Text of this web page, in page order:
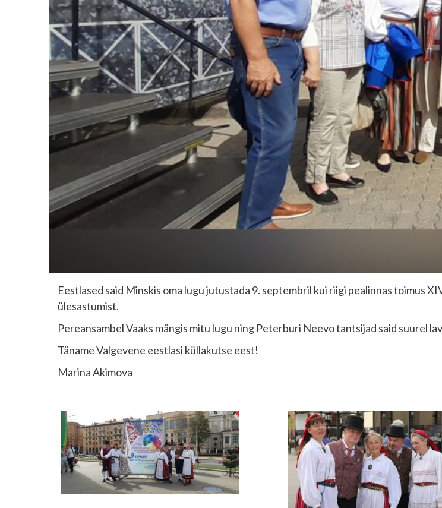
Eestlased said Minskis oma lugu jutustada 9. septembril kui riigi pealinnas toimus
ülesastumist.
Pereansambel Vaaks mängis mitu lugu ning Peterburi Neevo tantsijad said suurel
Täname Valgevene eestlasi küllakutse eest!
Marina Akimova